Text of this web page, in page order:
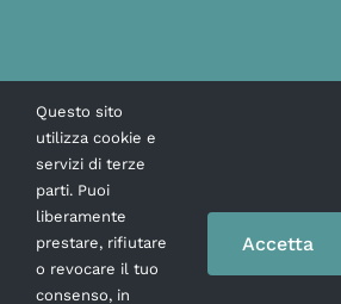
Questo sito
utilizza cookie e
servizi di terze
parti. Puoi
liberamente
prestare, rifiutare
o revocare il tuo
consenso, in
Accetta